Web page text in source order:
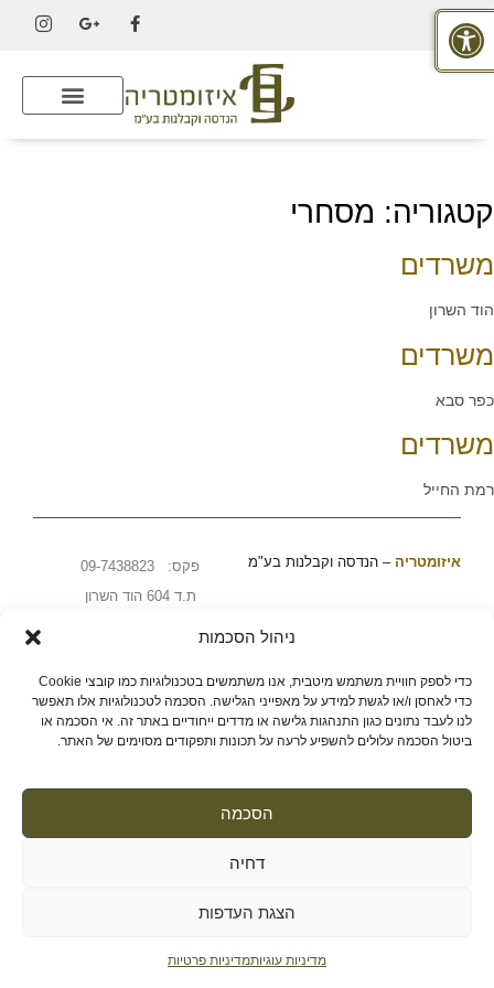
פתח סרגל נגישות
ניהול הסכמות
כדי לספק חוויית משתמש מיטבית, אנו משתמשים בטכנולוגיות כמו קובצי Cookie
כדי לאחסן ו/או לגשת למידע על מאפייני הגלישה. הסכמה לטכנולוגיות אלו תאפשר
לנו לעבד נתונים כגון התנהגות גלישה או מדדים ייחודיים באתר זה. אי הסכמה או
ביטול הסכמה עלולים להשפיע לרעה על תכונות ותפקודים מסוימים של האתר.
הסכמה
דחיה
הצגת העדפות
מדיניות עוגיותמדיניות פרטיות
קטגוריה: מסחרי
משרדים
הוד השרון
משרדים
כפר סבא
משרדים
רמת החייל
איזומטריה –הנדסה וקבלנות בע"מ
פקס: 09-7438823
ת.ד 604 הוד השרון
PushUp | Digital Marketing